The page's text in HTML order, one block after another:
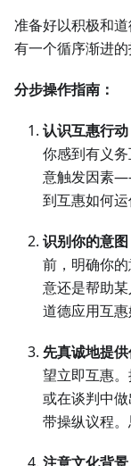
准备好以积极和
有一个循序渐进的
分步操作指南：
认识互惠行动
你感到有义
意触发因素
到互惠如何运
识别你的意图
前，明确你
意还是帮助
道德应用互惠
先真诚地提
望立即互惠
或在谈判中
带操纵议程。